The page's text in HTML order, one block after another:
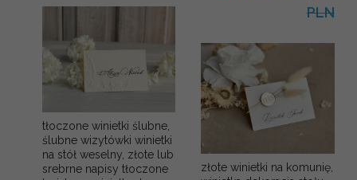
tłoczone winietki ślubne,
ślubne wizytówki winietki
na stół weselny, złote lub
srebrne napisy tłoczone
PLN
złote winietki na komunię,